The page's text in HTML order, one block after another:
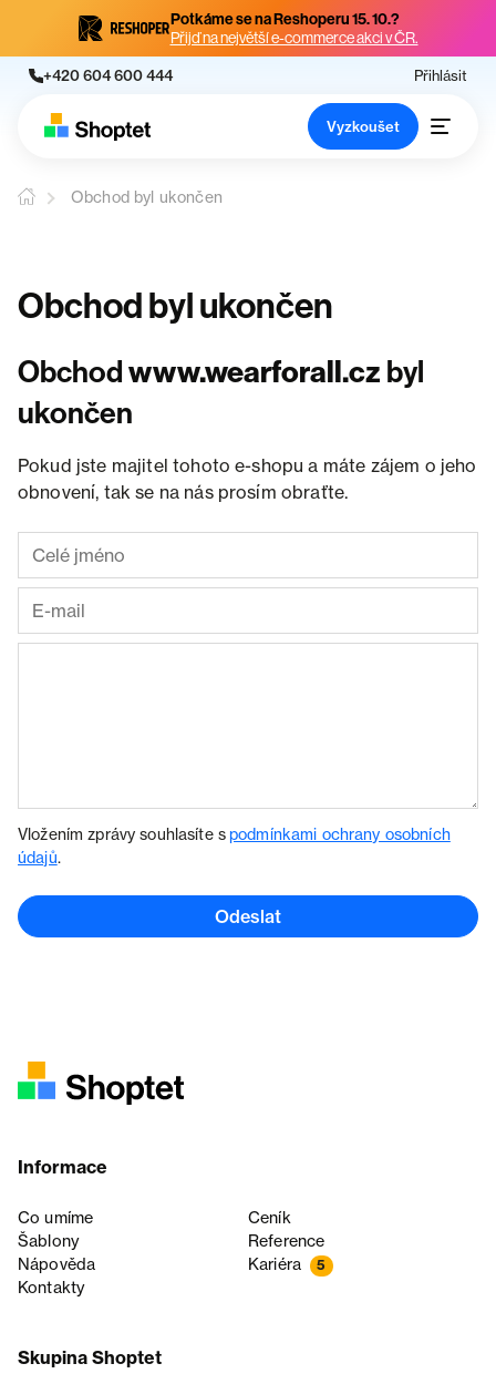
Potkáme se na Reshoperu 15. 10.?
Přijď na největší e-commerce akci v ČR.
+420 604 600 444 Přihlásit
Vyzkoušet
Obchod byl ukončen
Obchod byl ukončen
Obchodwww.wearforall.cz byl
ukončen
Pokud jste majitel tohoto e-shopu a máte zájem o jeho
obnovení, tak se na nás prosím obraťte.
Vložením zprávy souhlasíte spodmínkami ochrany osobních
údajů.
Odeslat
Informace
Co umíme
Ceník
Šablony
Reference
Nápověda
Kariéra 5
Kontakty
Skupina Shoptet